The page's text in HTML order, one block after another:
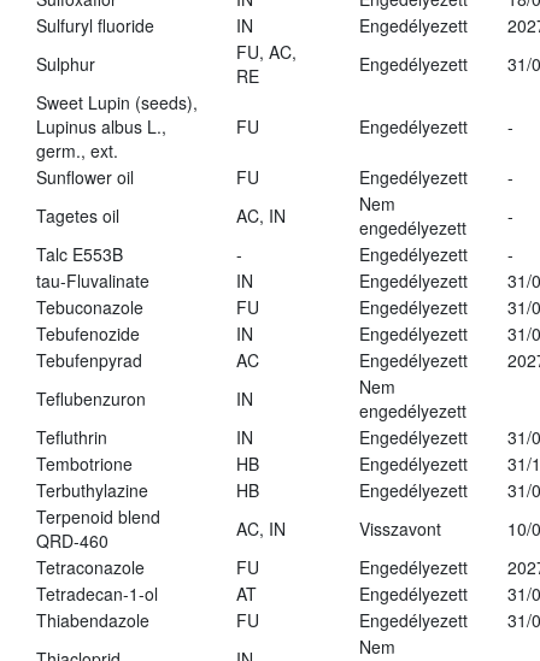
Sulfuryl fluoride
IN Engedélyezett
Sulphur
FU, AC,
RE
Engedélyezett
31/
Sweet Lupin (seeds),
Lupinus albus L.,
germ., ext.
FU Engedélyezett -
Sunflower oil FU Engedélyezett
-
Tagetes oil
AC, IN
Nem
engedélyezett
-
Talc E553B
- Engedélyezett
-
tau-Fluvalinate
IN Engedélyezett
31/
Tebuconazole
FU Engedélyezett
31/
Tebufenozide
IN Engedélyezett
31/
Tebufenpyrad
AC Engedélyezett
Teflubenzuron
IN
Nem
engedélyezett
Tefluthrin
IN Engedélyezett
31/
Tembotrione
HB Engedélyezett
31/
Terbuthylazine
HB Engedélyezett
31/
Terpenoid blend
QRD-460
AC, IN Visszavont
10/
Tetraconazole
FU Engedélyezett
Tetradecan-1-ol
AT Engedélyezett
31/
Thiabendazole
FU Engedélyezett
31/
Nem